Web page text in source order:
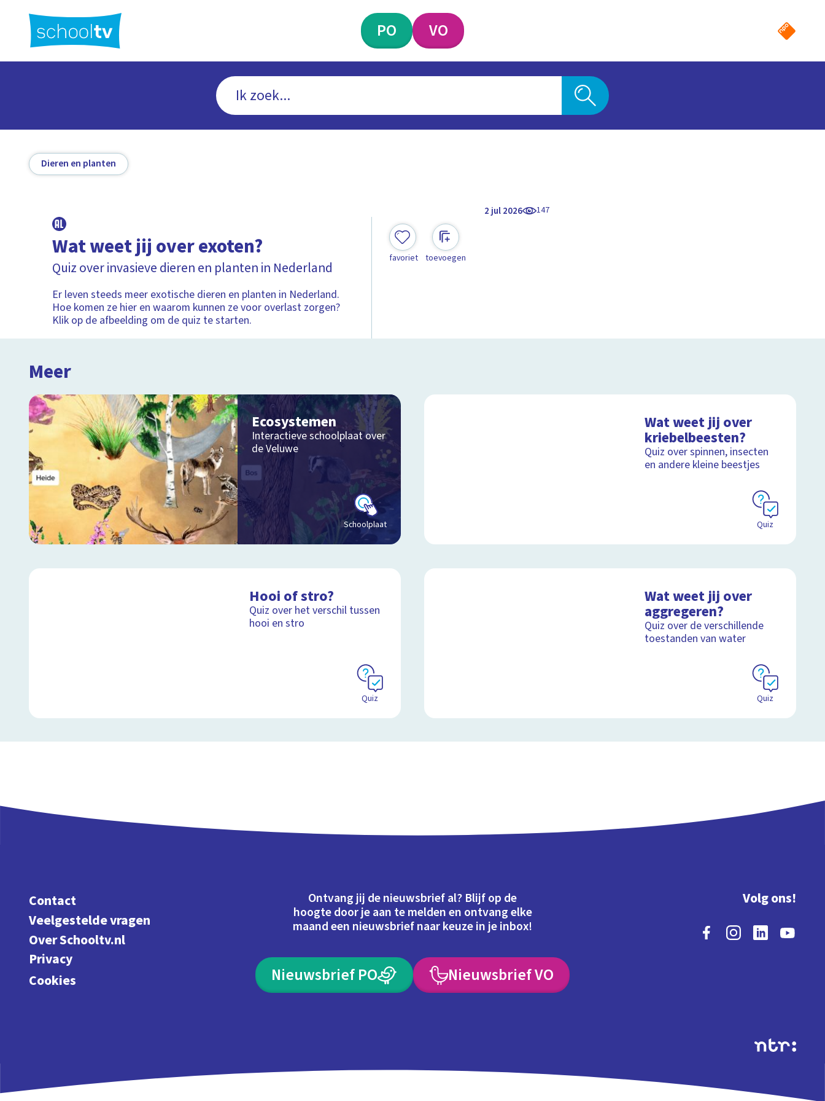
hoofdinhoud
PO VO
Dieren en planten
2 jul 2026 147
Wat weet jij over exoten?
Quiz over invasieve dieren en planten in Nederland
Er leven steeds meer exotische dieren en planten in Nederland.
Hoe komen ze hier en waarom kunnen ze voor overlast zorgen?
Klik op de afbeelding om de quiz te starten.
favoriet toevoegen
Meer
Ecosystemen
Interactieve schoolplaat over
de Veluwe
Schoolplaat
Wat weet jij over
kriebelbeesten?
Quiz over spinnen, insecten
en andere kleine beestjes
Quiz
Hooi of stro?
Quiz over het verschil tussen
hooi en stro
Quiz
Wat weet jij over
aggregeren?
Quiz over de verschillende
toestanden van water
Quiz
Contact
Veelgestelde vragen
Over Schooltv.nl
Privacy
Cookies
Ontvang jij de nieuwsbrief al? Blijf op de
hoogte door je aan te melden en ontvang elke
maand een nieuwsbrief naar keuze in je inbox!
Nieuwsbrief PO Nieuwsbrief VO
Volg ons!